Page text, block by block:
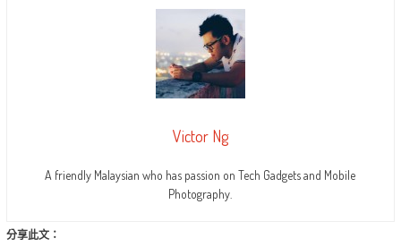
Victor Ng
A friendly Malaysian who has passion on Tech Gadgets and Mobile
Photography.
分享此文：